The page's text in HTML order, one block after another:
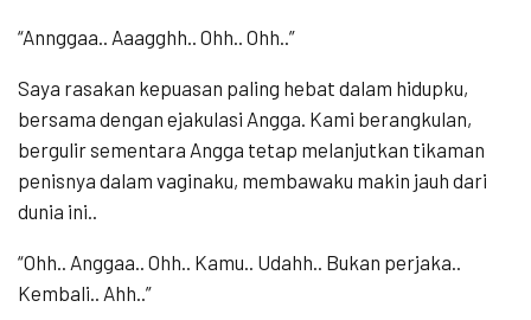
“Annggaa.. Aaagghh.. Ohh.. Ohh..”
Saya rasakan kepuasan paling hebat dalam hidupku,
bersama dengan ejakulasi Angga. Kami berangkulan,
bergulir sementara Angga tetap melanjutkan tikaman
penisnya dalam vaginaku, membawaku makin jauh dari
dunia ini..
“Ohh.. Anggaa.. Ohh.. Kamu.. Udahh.. Bukan perjaka..
Kembali.. Ahh..”